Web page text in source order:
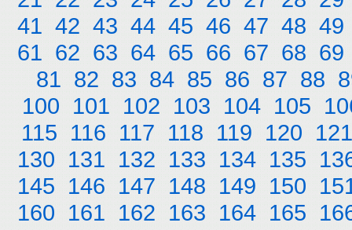
41 42 43 44 45 46 47 48 49
61 62 63 64 65 66 67 68 69
81 82 83 84 85 86 87 88
100 101 102 103 104 105
115 116 117 118 119 120 121
130 131 132 133 134 135
145 146 147 148 149 150
160 161 162 163 164 165